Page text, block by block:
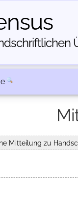
Mitteilung zu